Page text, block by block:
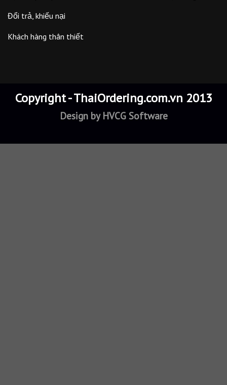
Đổi trả, khiếu nại
Khách hàng thân thiết
Copyright - ThaiOrdering.com.vn 2013
Design byHVCG Software